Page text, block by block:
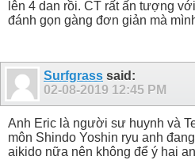
lên 4 dan rồi. CT rất ấn tượng
đánh gọn gàng đơn giản mà
Surfgrass said:
02-08-2019 12:45 PM
Anh Eric là người sư huynh và
môn Shindo Yoshin ryu anh
aikido nữa nên không để ý hai